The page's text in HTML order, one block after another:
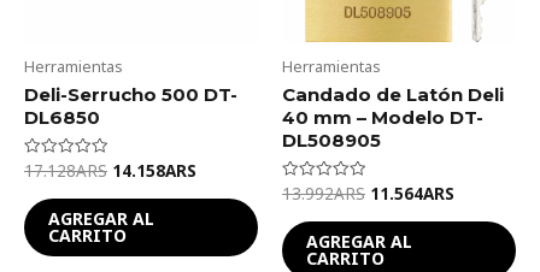
Herramientas
Deli-Serrucho 500 DT-
DL6850
Valorado
en
de
5
17.128ARS 14.158ARS
AGREGAR AL
CARRITO
Herramientas
Candado de Latón Deli
40 mm – Modelo DT-
DL508905
Valorado
en
de
5
13.992ARS 11.564ARS
AGREGAR AL
CARRITO